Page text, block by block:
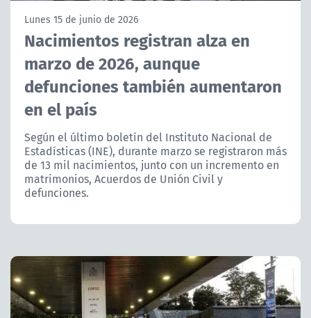
ACTUALIDAD Y TENDENCIAS
CORPORATIVO Y TRANSPARENCIA
CANAL DE DENUNCIAS
ÁREA DE PROYECTOS
Lunes 15 de junio de 2026
Nacimientos registran alza en
marzo de 2026, aunque
defunciones también aumentaron
en el país
Según el último boletín del Instituto Nacional de
Estadísticas (INE), durante marzo se registraron más
de 13 mil nacimientos, junto con un incremento en
matrimonios, Acuerdos de Unión Civil y
defunciones.